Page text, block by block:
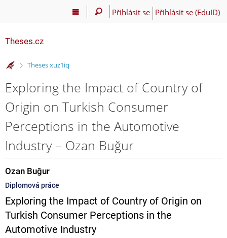
Přihlásit se Přihlásit se (EduID)
Theses.cz
>
Theses xuz1iq
Exploring the Impact of Country of
Origin on Turkish Consumer
Perceptions in the Automotive
Industry – Ozan Buğur
Ozan Buğur
Diplomová práce
Exploring the Impact of Country of Origin on
Turkish Consumer Perceptions in the
Automotive Industry